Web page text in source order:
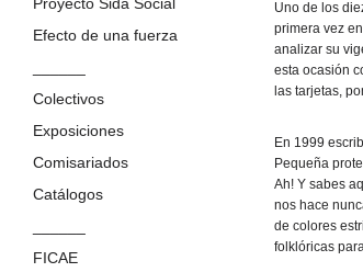
Efecto de una fuerza
Colectivos
Exposiciones
Comisariados
Catálogos
FICAE
Uno de los
primera vez
analizar su
esta ocasión
las tarjetas,
En 1999
Pequeña
Ah! Y sabes
nos hace
de colores
folklóricas